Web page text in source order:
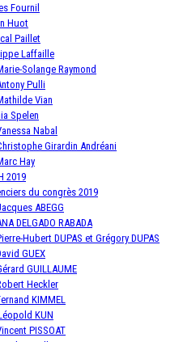
Fournil
Huot
Paillet
Laffaille
Solange Raymond
Pulli
Vian
Spelen
Nabal
Girardin Andréani
Hay
2019
du congrès 2019
ABEGG
DELGADO RABADA
Hubert DUPAS et Grégory DUPAS
GUEX
GUILLAUME
Heckler
KIMMEL
KUN
PISSOAT